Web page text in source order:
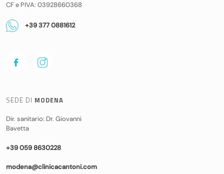
CF e PIVA: 03928660368
+39 377 0881612
SEDE DI MODENA
Dir. sanitario: Dr. Giovanni
Bavetta
+39 059 8630228
modena@clinicacantoni.com